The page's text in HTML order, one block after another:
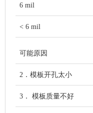
6 mil
< 6 mil
可能原因
2．模板开孔太小
3． 模板质量不好